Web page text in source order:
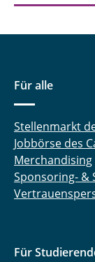
Für alle
Stellenmarkt
Jobbörse des
Merchandising
Sponsoring- &
Für